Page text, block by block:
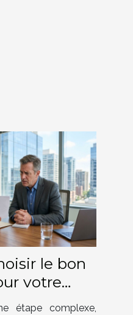
le bon
votre
?
étape complexe,